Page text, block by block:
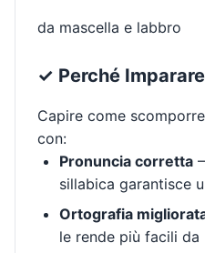
da mascella e labbro
✓ Perché
Capire come scomporre
con:
Pronuncia corretta
sillabica garantisce
Ortografia
le rende più facili